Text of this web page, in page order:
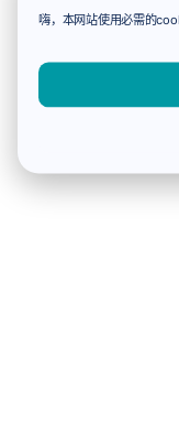
嗨，本网站使用必需的